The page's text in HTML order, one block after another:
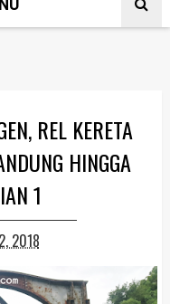
REL KERETA
HINGGA
1
2018